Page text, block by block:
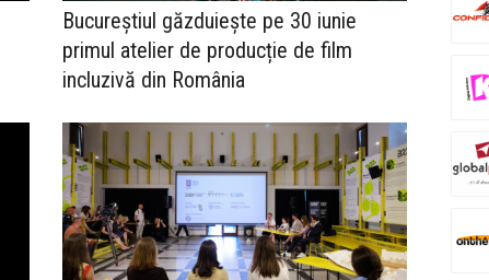
Bucureștiul găzduiește pe 30 iunie
primul atelier de producție de film
incluzivă din România